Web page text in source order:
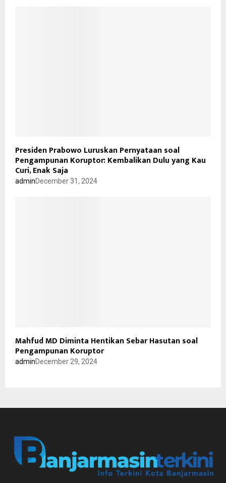
Presiden Prabowo Luruskan Pernyataan soal
Pengampunan Koruptor: Kembalikan Dulu yang Kau
Curi, Enak Saja
adminDecember 31, 2024
Mahfud MD Diminta Hentikan Sebar Hasutan soal
Pengampunan Koruptor
adminDecember 29, 2024